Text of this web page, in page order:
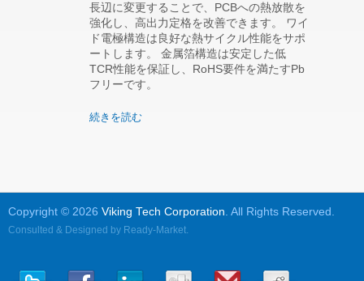
長辺に変更することで、PCBへの熱放散を
強化し、高出力定格を改善できます。 ワイ
ド電極構造は良好な熱サイクル性能をサポ
ートします。 金属箔構造は安定した低
TCR性能を保証し、RoHS要件を満たすPb
フリーです。
続きを読む
Copyright © 2026 Viking Tech Corporation. All Rights Reserved.
Consulted & Designed by Ready-Market.